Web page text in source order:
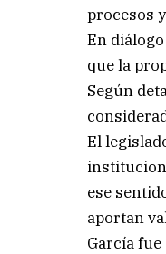
procesos
En
que la
Según
El
ese
aportan
García